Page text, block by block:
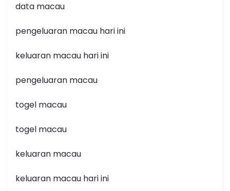
data macau
pengeluaran macau hari ini
keluaran macau hari ini
pengeluaran macau
togel macau
togel macau
keluaran macau
keluaran macau hari ini